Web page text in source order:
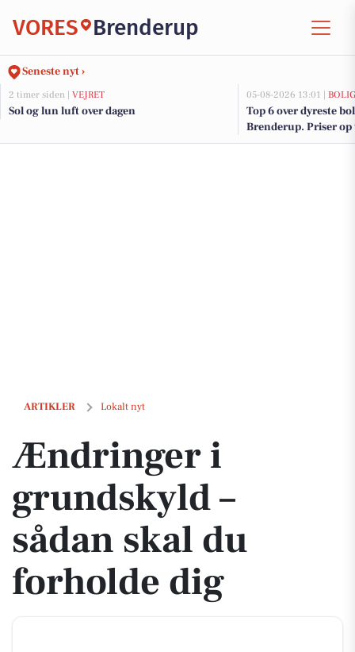
VORES Brenderup
Seneste nyt ›
2 timer siden | VEJRET
Sol og lun luft over dagen
05-08-2026 13:01 |
Top 6 over dyreste
Brenderup. Priser
ARTIKLER Lokalt nyt
Ændringer i grundskyld – sådan skal du forholde dig
Ændringer i
grundskyld –
sådan skal du
forholde dig